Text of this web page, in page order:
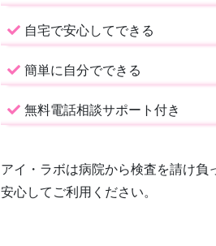
自宅で安心してできる
簡単に自分でできる
無料電話相談サポート付き
アイ・ラボは病院から検査を請け
安心してご利用ください。